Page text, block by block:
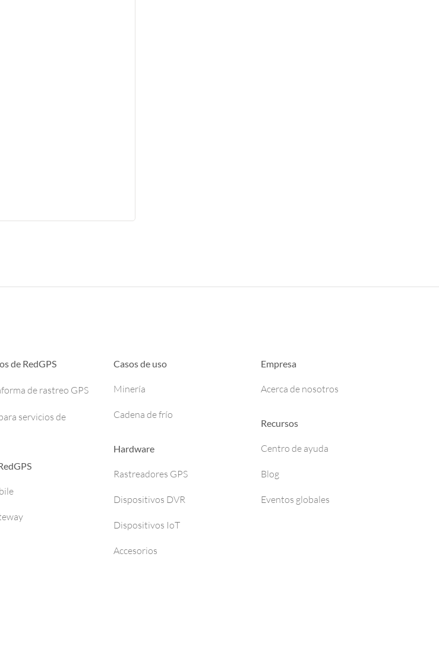
de RedGPS
de rastreo GPS
servicios de
Casos de uso
Minería
Cadena de frío
Hardware
Rastreadores GPS
Dispositivos DVR
Dispositivos IoT
Accesorios
Empresa
Acerca de nosotros
Recursos
Centro de ayuda
Blog
Eventos globales